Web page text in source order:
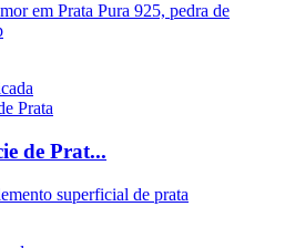
em Prata Pura 925, pedra de
de Prat...
superficial de prata